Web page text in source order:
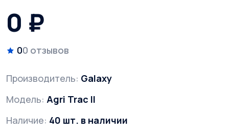
0 ₽
00 отзывов
Производитель: Galaxy
Модель: Agri Trac II
Наличие: 40 шт. в наличии